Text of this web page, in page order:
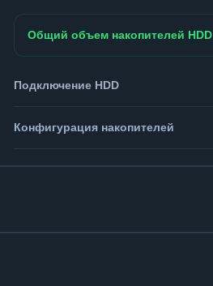
Общий объем накопителей HDD
Подключение HDD
Конфигурация накопителей